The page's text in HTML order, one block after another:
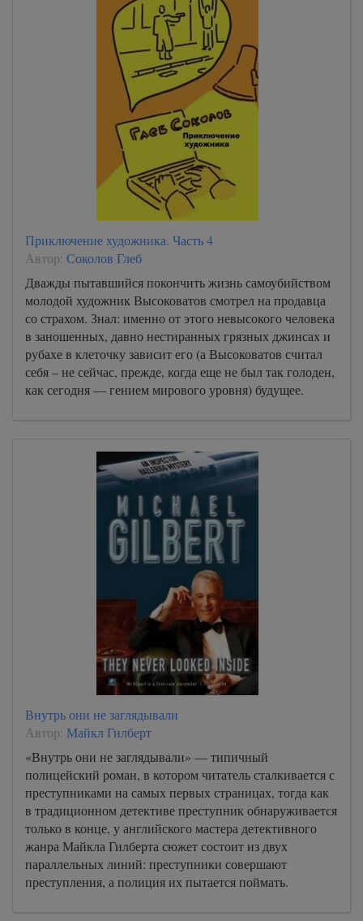
Приключение художника. Часть 4
Автор: Соколов Глеб
Дважды пытавшийся покончить жизнь самоубийством
молодой художник Высоковатов смотрел на продавца
со страхом. Знал: именно от этого невысокого человека
в заношенных, давно нестиранных грязных джинсах и
рубахе в клеточку зависит его (а Высоковатов считал
себя – не сейчас, прежде, когда еще не был так голоден,
как сегодня — гением мирового уровня) будущее.
Внутрь они не заглядывали
Автор: Майкл Гилберт
«Внутрь они не заглядывали» — типичный
полицейский роман, в котором читатель сталкивается с
преступниками на самых первых страницах, тогда как
в традиционном детективе преступник обнаруживается
только в конце, у английского мастера детективного
жанра Майкла Гилберта сюжет состоит из двух
параллельных линий: преступники совершают
преступления, а полиция их пытается поймать.